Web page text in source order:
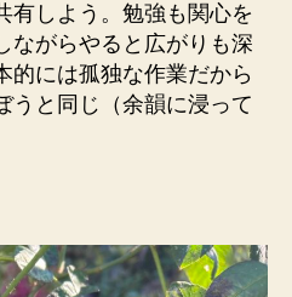
有しよう。勉強も関心を
ながらやると広がりも深
的には孤独な作業だから
うと同じ（余韻に浸って